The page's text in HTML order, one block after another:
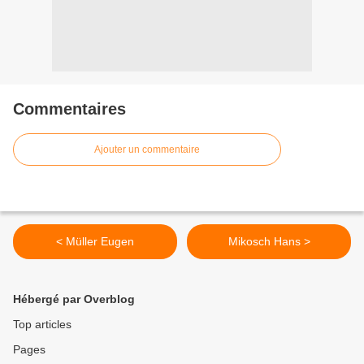
Commentaires
Ajouter un commentaire
< Müller Eugen Mikosch Hans >
Hébergé par Overblog
Top articles
Pages